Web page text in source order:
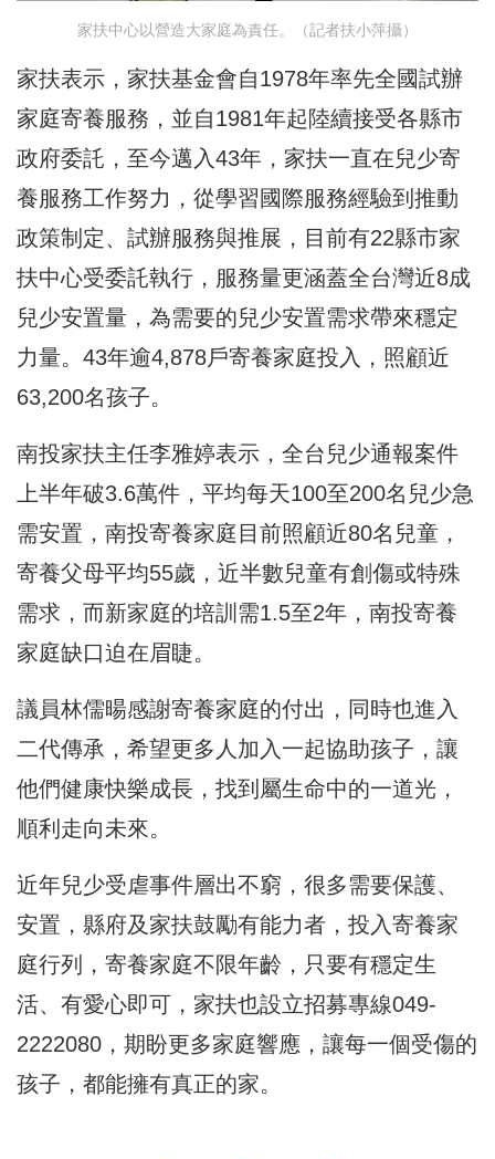
家扶中心以營造大家庭為責任。（記者扶小萍攝）
家扶表示，家扶基金會自1978年率先全國試辦
家庭寄養服務，並自1981年起陸續接受各縣市
政府委託，至今邁入43年，家扶一直在兒少寄
養服務工作努力，從學習國際服務經驗到推動
政策制定、試辦服務與推展，目前有22縣市家
扶中心受委託執行，服務量更涵蓋全台灣近8成
兒少安置量，為需要的兒少安置需求帶來穩定
力量。43年逾4,878戶寄養家庭投入，照顧近
63,200名孩子。
南投家扶主任李雅婷表示，全台兒少通報案件
上半年破3.6萬件，平均每天100至200名兒少急
需安置，南投寄養家庭目前照顧近80名兒童，
寄養父母平均55歲，近半數兒童有創傷或特殊
需求，而新家庭的培訓需1.5至2年，南投寄養
家庭缺口迫在眉睫。
議員林儒暘感謝寄養家庭的付出，同時也進入
二代傳承，希望更多人加入一起協助孩子，讓
他們健康快樂成長，找到屬生命中的一道光，
順利走向未來。
近年兒少受虐事件層出不窮，很多需要保護、
安置，縣府及家扶鼓勵有能力者，投入寄養家
庭行列，寄養家庭不限年齡，只要有穩定生
活、有愛心即可，家扶也設立招募專線049-
2222080，期盼更多家庭響應，讓每一個受傷的
孩子，都能擁有真正的家。